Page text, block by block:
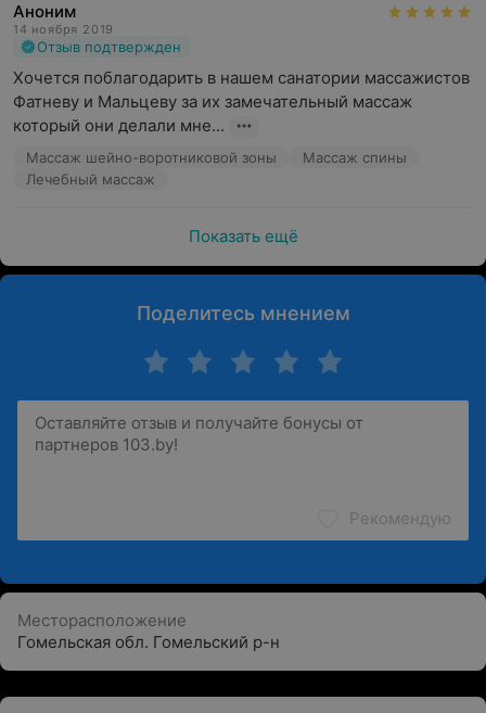
Аноним
14 ноября 2019
Отзыв подтвержден
Хочется поблагодарить в нашем санатории массажистов
Фатневу и Мальцеву за их замечательный массаж
который они делали мне...
Массаж шейно-воротниковой зоны
Массаж спины
Лечебный массаж
Показать ещё
Поделитесь мнением
Рекомендую
Месторасположение
Гомельская обл. Гомельский р-н